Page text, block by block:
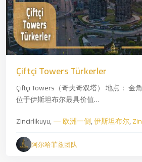
Çiftçi Towers Türkerler
Çiftçi Towers（奇夫奇双塔） 地点： 金
位于伊斯坦布尔最具价值…
Zincirlikuyu,— 欧洲一侧,伊斯坦布尔,
阿尔哈菲兹团队